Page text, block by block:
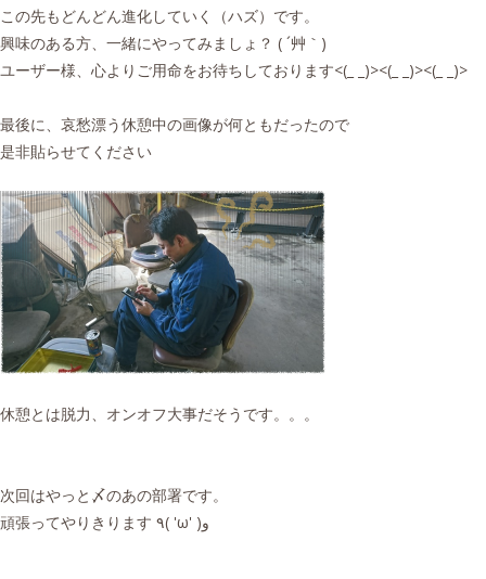
この先もどんどん進化していく（ハズ）です。
興味のある方、一緒にやってみましょ？ ( ´艸｀)
ユーザー様、心よりご用命をお待ちしております<(_ _)><(_ _)><(_ _)>
最後に、哀愁漂う休憩中の画像が何ともだったので
是非貼らせてください
休憩とは脱力、オンオフ大事だそうです。。。
次回はやっと〆のあの部署です。
頑張ってやりきります ٩( 'ω' )و